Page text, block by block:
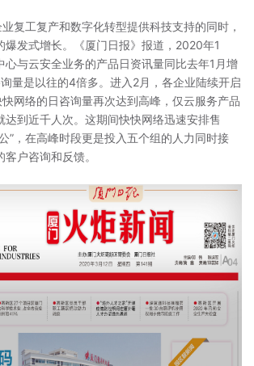
工复产和数字化转型提供科技支持的同时，
爆发式增长。《厦门日报》报道，2020年1
心与云安全业务的产品日资讯量同比去年1月增
量是以往的4倍多。进入2月，各企业陆续开启
快网络的日咨询量再次达到高峰，仅云服务产品
达到近千人次。这期间快快网络迅速安排售
”，在高峰时段更是投入五个组的人力同时接
户咨询和反馈。